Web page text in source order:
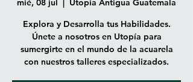
mié, 08 jul
  |
Utopia Antigua Guatemala
Explora y Desarrolla tus Habilidades.
Únete a nosotros en Utopía para
sumergirte en el mundo de la acuarela
con nuestros talleres especializados.